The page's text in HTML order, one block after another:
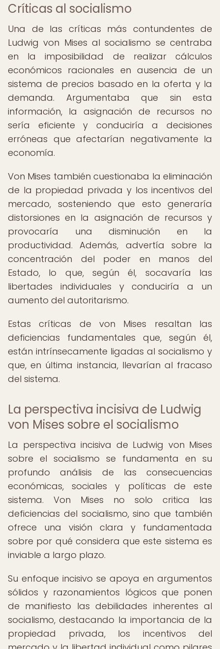
Críticas al socialismo
Una de las críticas más contundentes de
Ludwig von Mises al socialismo se centraba
en la imposibilidad de realizar cálculos
económicos racionales en ausencia de un
sistema de precios basado en la oferta y la
demanda. Argumentaba que sin esta
información, la asignación de recursos no
sería eficiente y conduciría a decisiones
erróneas que afectarían negativamente la
economía.
Von Mises también cuestionaba la eliminación
de la propiedad privada y los incentivos del
mercado, sosteniendo que esto generaría
distorsiones en la asignación de recursos y
provocaría una disminución en la
productividad. Además, advertía sobre la
concentración del poder en manos del
Estado, lo que, según él, socavaría las
libertades individuales y conduciría a un
aumento del autoritarismo.
Estas críticas de von Mises resaltan las
deficiencias fundamentales que, según él,
están intrínsecamente ligadas al socialismo y
que, en última instancia, llevarían al fracaso
del sistema.
La perspectiva incisiva de Ludwig
von Mises sobre el socialismo
La perspectiva incisiva de Ludwig von Mises
sobre el socialismo se fundamenta en su
profundo análisis de las consecuencias
económicas, sociales y políticas de este
sistema. Von Mises no solo critica las
deficiencias del socialismo, sino que también
ofrece una visión clara y fundamentada
sobre por qué considera que este sistema es
inviable a largo plazo.
Su enfoque incisivo se apoya en argumentos
sólidos y razonamientos lógicos que ponen
de manifiesto las debilidades inherentes al
socialismo, destacando la importancia de la
propiedad privada, los incentivos del